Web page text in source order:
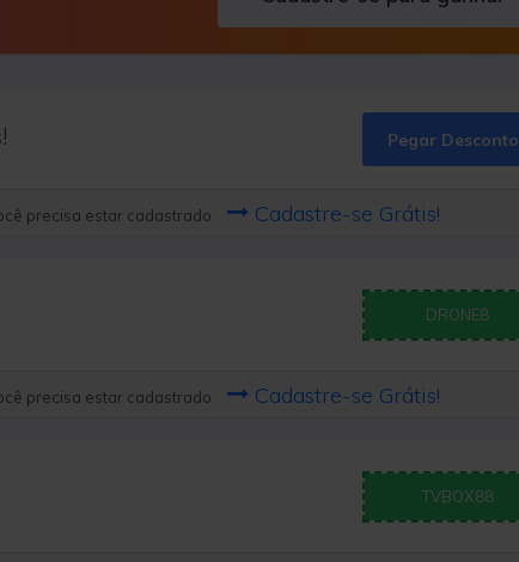
Pegar Desconto
precisa estar cadastrado Cadastre-se Grátis!
DRONE8
precisa estar cadastrado Cadastre-se Grátis!
TVBOX88